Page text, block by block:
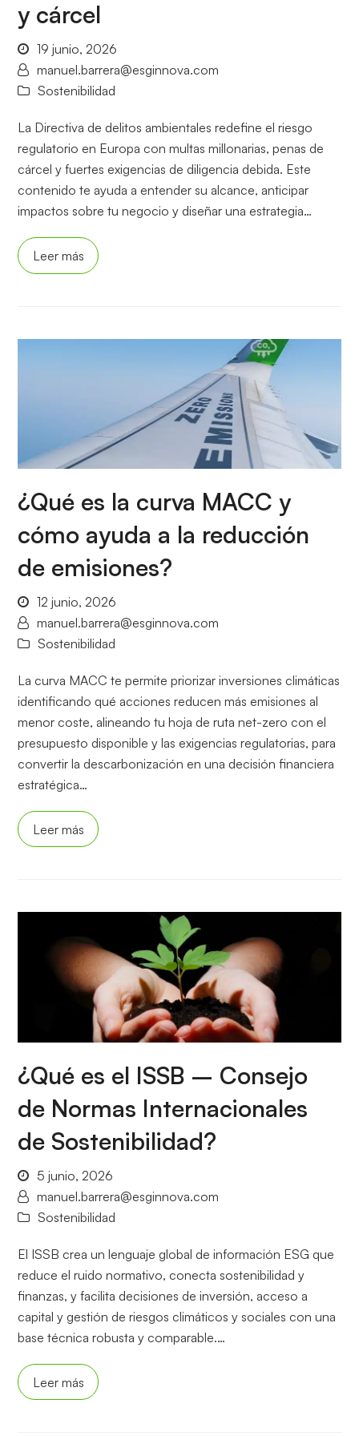
y cárcel
19 junio, 2026
manuel.barrera@esginnova.com
Sostenibilidad
La Directiva de delitos ambientales redefine el riesgo
regulatorio en Europa con multas millonarias, penas de
cárcel y fuertes exigencias de diligencia debida. Este
contenido te ayuda a entender su alcance, anticipar
impactos sobre tu negocio y diseñar una estrategia…
Leer más
¿Qué es la curva MACC y
cómo ayuda a la reducción
de emisiones?
12 junio, 2026
manuel.barrera@esginnova.com
Sostenibilidad
La curva MACC te permite priorizar inversiones climáticas
identificando qué acciones reducen más emisiones al
menor coste, alineando tu hoja de ruta net-zero con el
presupuesto disponible y las exigencias regulatorias, para
convertir la descarbonización en una decisión financiera
estratégica…
Leer más
¿Qué es el ISSB – Consejo
de Normas Internacionales
de Sostenibilidad?
5 junio, 2026
manuel.barrera@esginnova.com
Sostenibilidad
El ISSB crea un lenguaje global de información ESG que
reduce el ruido normativo, conecta sostenibilidad y
finanzas, y facilita decisiones de inversión, acceso a
capital y gestión de riesgos climáticos y sociales con una
base técnica robusta y comparable.…
Leer más